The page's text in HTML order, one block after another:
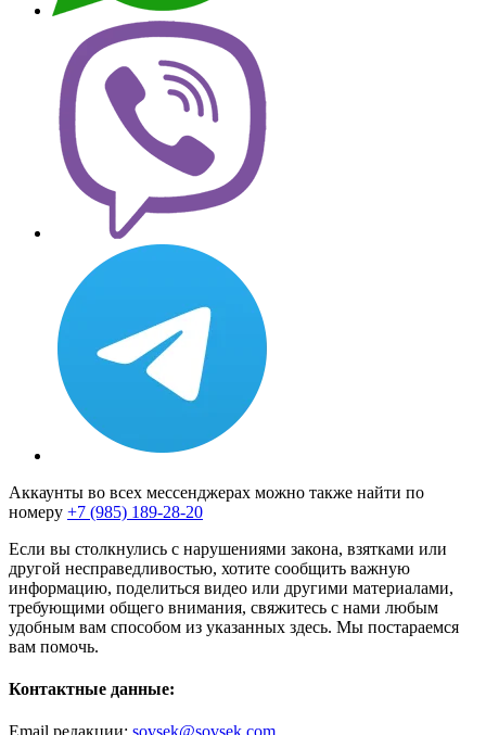
Аккаунты во всех мессенджерах можно также найти по
номеру +7 (985) 189-28-20
Если вы столкнулись с нарушениями закона, взятками или
другой несправедливостью, хотите сообщить важную
информацию, поделиться видео или другими материалами,
требующими общего внимания, свяжитесь с нами любым
удобным вам способом из указанных здесь. Мы постараемся
вам помочь.
Контактные данные:
Email редакции: sovsek@sovsek.com